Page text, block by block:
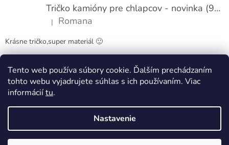
Tento web používa súbory cookie. Ďalším prechádzaním
tohto webu vyjadrujete súhlas s ich používaním. Viac
informáciítu.
Nastavenie
Tričko kamióny pre chlapcov - novinka (98-134)
Hodnotenie produktu je 5 z 5 hviezdičiek.
| Romana
Krásne tričko,super materiál 🙂
Obchodné podmienky Kontakty
Vytvoril Shoptet